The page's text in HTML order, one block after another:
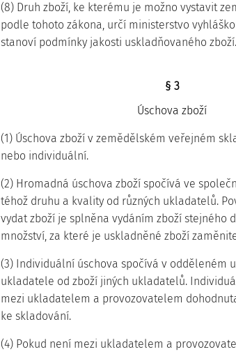
(8) Druh zboží, ke kterému je možno vystavit
podle tohoto zákona, určí ministerstvo
stanoví podmínky jakosti uskladňovaného zboží.
§ 3
Úschova zboží
(1) Úschova zboží v zemědělském veřejném
nebo individuální.
(2) Hromadná úschova zboží spočívá ve
téhož druhu a kvality od různých ukladatelů.
vydat zboží je splněna vydáním zboží stejného
množství, za které je uskladněné zboží
(3) Individuální úschova spočívá v odděleném
ukladatele od zboží jiných ukladatelů.
mezi ukladatelem a provozovatelem
ke skladování.
(4) Pokud není mezi ukladatelem a